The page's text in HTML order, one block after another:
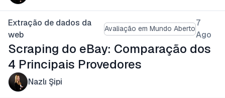
Extração de dados da
web
Avaliação em Mundo Aberto
7
Ago
Scraping do eBay: Comparação dos
4 Principais Provedores
Nazlı Şipi